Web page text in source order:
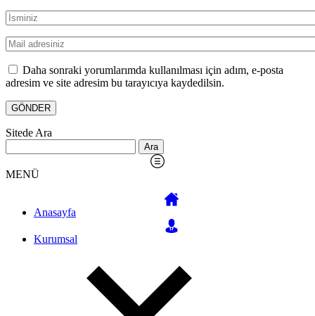
Daha sonraki yorumlarımda kullanılması için adım, e-posta
adresim ve site adresim bu tarayıcıya kaydedilsin.
Sitede Ara
MENÜ
Anasayfa
Kurumsal